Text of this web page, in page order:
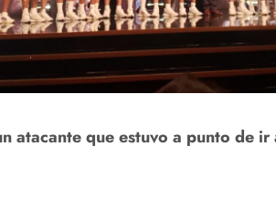
atacante que estuvo a punto de